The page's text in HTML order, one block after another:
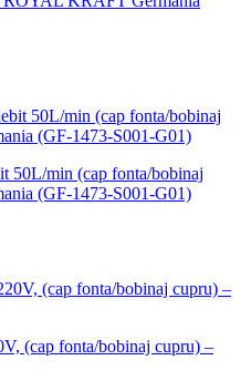
50L/min (cap fonta/bobinaj
(GF-1473-S001-G01)
(cap fonta/bobinaj cupru) –